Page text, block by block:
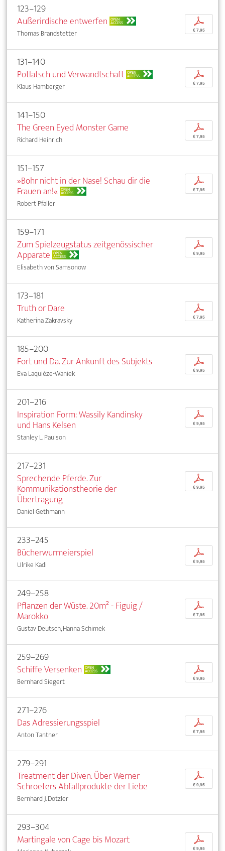
123–129
Außerirdische entwerfen OPEN
ACCESS
Thomas Brandstetter
p
€ 7,95
131–140
Potlatsch und Verwandtschaft OPEN
ACCESS
Klaus Hamberger
p
€ 7,95
141–150
The Green Eyed Monster Game
Richard Heinrich
p
€ 7,95
151–157
»Bohr nicht in der Nase! Schau dir die
Frauen an!« OPEN
ACCESS
Robert Pfaller
p
€ 7,95
159–171
Zum Spielzeugstatus zeitgenössischer
Apparate OPEN
ACCESS
Elisabeth von Samsonow
p
€ 9,95
173–181
Truth or Dare
Katherina Zakravsky
p
€ 7,95
185–200
Fort und Da. Zur Ankunft des Subjekts
Eva Laquièze-Waniek
p
€ 9,95
201–216
Inspiration Form: Wassily Kandinsky
und Hans Kelsen
Stanley L. Paulson
p
€ 9,95
217–231
Sprechende Pferde. Zur
Kommunikationstheorie der
Übertragung
Daniel Gethmann
p
€ 9,95
233–245
Bücherwurmeierspiel
Ulrike Kadi
p
€ 9,95
249–258
Pflanzen der Wüste. 20m² - Figuig /
Marokko
Gustav Deutsch, Hanna Schimek
p
€ 7,95
259–269
Schiffe Versenken OPEN
ACCESS
Bernhard Siegert
p
€ 9,95
271–276
Das Adressierungsspiel
Anton Tantner
p
€ 7,95
279–291
Treatment der Diven. Über Werner
Schroeters Abfallprodukte der Liebe
Bernhard J. Dotzler
p
€ 9,95
293–304
Martingale von Cage bis Mozart
p
€ 9,95